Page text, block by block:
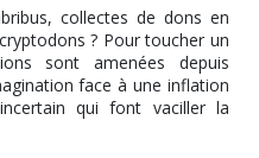
collectes de dons en
? Pour toucher un
sont amenées depuis
face à une inflation
qui font vaciller la